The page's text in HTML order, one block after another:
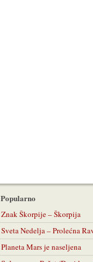
Popularno
Znak Škorpije – Škorpija
Sveta Nedelja – Prolećna
Planeta Mars je naseljena